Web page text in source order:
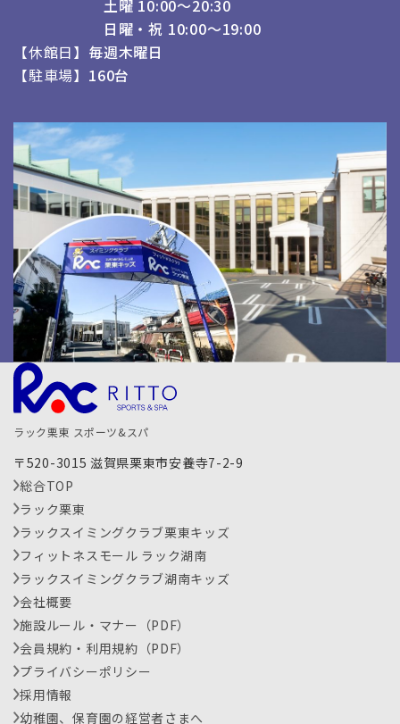
土曜 10:00～20:30
日曜・祝 10:00～19:00
休館日
毎週木曜日
駐車場
160台
ラック栗東 スポーツ&スパ
〒520-3015 滋賀県栗東市安養寺7-2-9
総合TOP
ラック栗東
ラックスイミングクラブ栗東キッズ
フィットネスモール ラック湖南
ラックスイミングクラブ湖南キッズ
会社概要
施設ルール・マナー（PDF）
会員規約・利用規約（PDF）
プライバシーポリシー
採用情報
幼稚園、保育園の経営者さまへ